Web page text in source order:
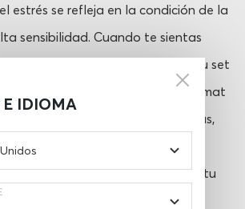
E IDIOMA
estrés se refleja en la condición de la
sensibilidad. Cuando te sientas
sencillos pasos: túmbate en tu set
profundamente, y deja que Pranamat
el masaje se liberan endorfinas,
las cuales te aportan una
y bienestar. Sin darte cuenta, tu
y verás todo de manera